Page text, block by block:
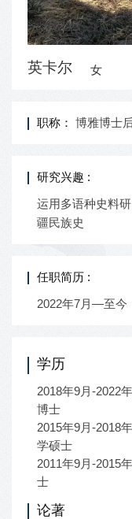
英卡尔 女
职称： 博雅博士
研究兴趣 :
运用多语种史料
疆民族史
任职简历 :
2022年7月—至今
学历
2018年9月-2022
博士
2015年9月-2018
学硕士
2011年9月-2015
士
论著